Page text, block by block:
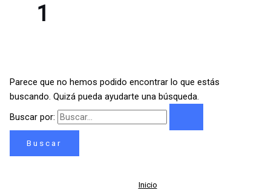
1
Parece que no hemos podido encontrar lo que estás
buscando. Quizá pueda ayudarte una búsqueda.
Buscar por:
Inicio